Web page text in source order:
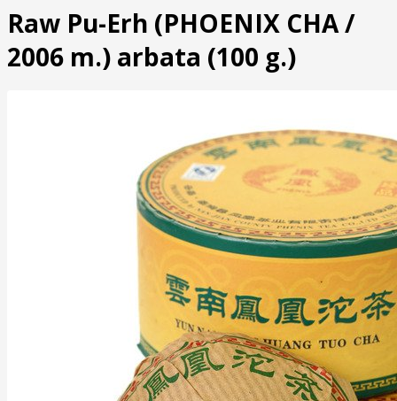
Raw Pu-Erh (PHOENIX CHA /
2006 m.) arbata (100 g.)